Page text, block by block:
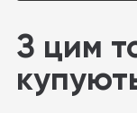
З цим